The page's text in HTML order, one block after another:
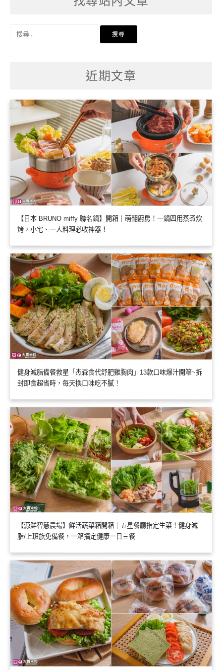
近期文章
【日本 BRUNO miffy 聯名鍋】開箱｜萌翻廚房！一鍋四用蒸煮炊
烤，小宅、一人料理必收神器！
健身減脂備餐救星「杰森食代舒肥雞胸肉」13款口味爆汁開箱~拆
封即食超省時，每天換口味吃不膩！
【源鮮智慧農場】鮮活蔬菜箱開箱｜五星餐廳指定生菜！健身減
脂/上班族免備餐，一箱搞定健康一日三餐